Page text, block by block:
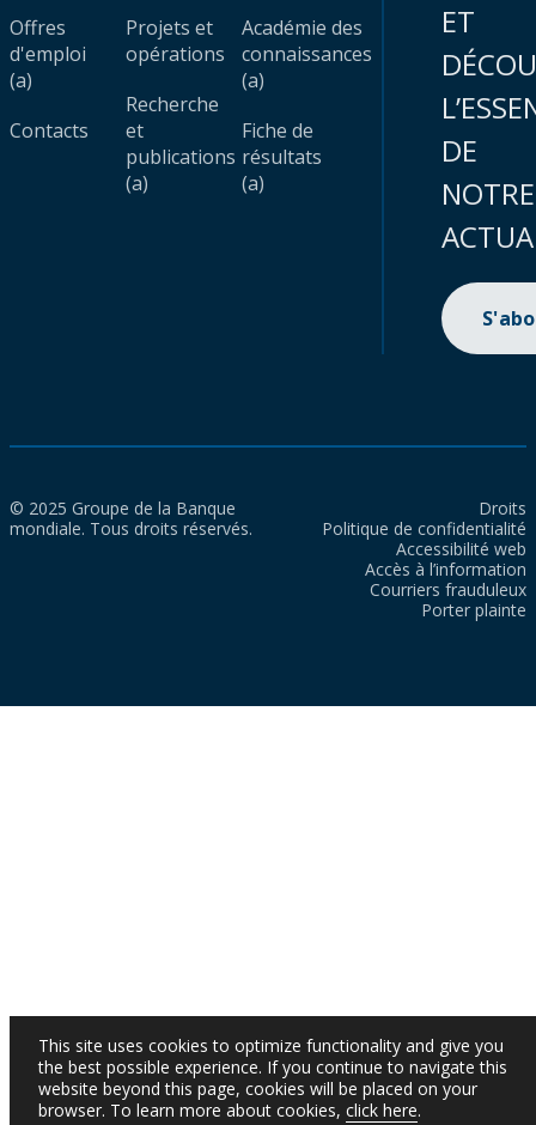
Offres
d'emploi
(a)
Contacts
Projets et
opérations
Recherche
et
publications
(a)
Académie des
connaissances
(a)
Fiche de
résultats
(a)
ET
DE
NOTRE
© 2025 Groupe de la Banque
mondiale. Tous droits réservés.
Droits
Politique de confidentialité
Accessibilité web
Accès à l’information
Courriers frauduleux
Porter plainte
This site uses cookies to optimize functionality and give you
the best possible experience. If you continue to navigate this
website beyond this page, cookies will be placed on your
browser. To learn more about cookies, click here.